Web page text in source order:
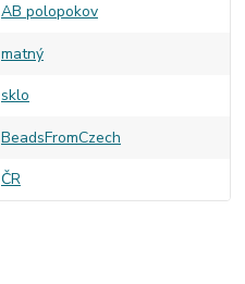
AB polopokov
matný
sklo
BeadsFromCzech
ČR